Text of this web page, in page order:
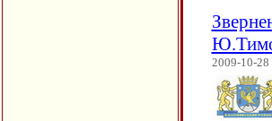
2009-10-